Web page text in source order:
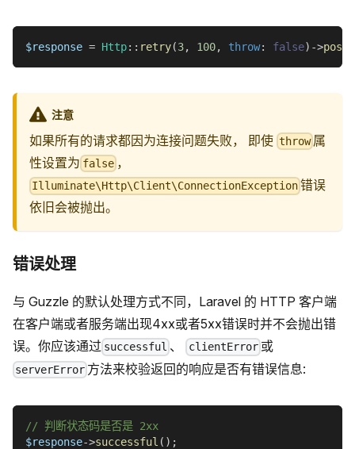
$response = Http:: retry(3, 100, throw: false) ->post
注意
如果所有的请求都因为连接问题失败， 即使 throw 属
性设置为 false ，
Illuminate\Http\Client\ConnectionException 错误
依旧会被抛出。
错误处理
与 Guzzle 的默认处理方式不同，Laravel 的 HTTP 客户端
在客户端或者服务端出现4xx或者5xx错误时并不会抛出错
误。你应该通过 successful 、 clientError或
serverError 方法来校验返回的响应是否有错误信息:
// 判断状态码是否是 2xx
$response->successful ( ) ;